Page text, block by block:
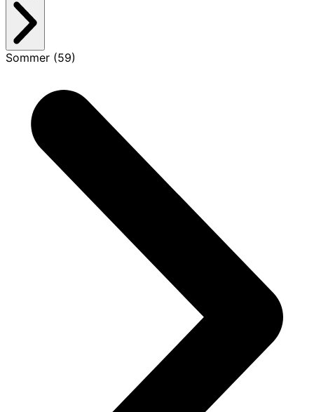
Sommer (59)